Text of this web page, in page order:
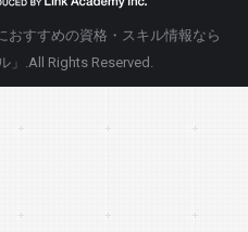
おすすめの資格・スキル情報なら
」 .All Rights Reserved.